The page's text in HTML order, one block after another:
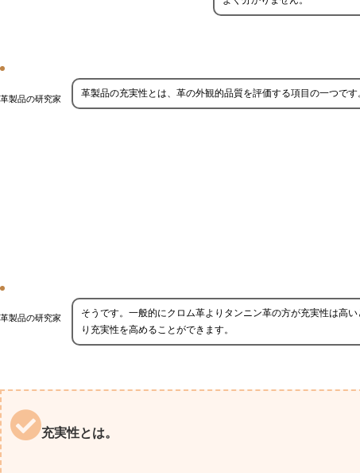
革製品の研究家 革製品の充実性とは、革の外観的品質を評価する項目の一つで
革製品の研究家
そうです。一般的にクロム革よりタンニン革の方が充実性は高
り充実性を高めることができます。
充実性とは。